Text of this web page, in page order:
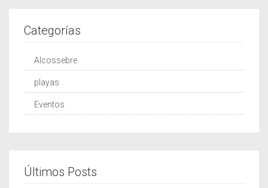
Categorías
Alcossebre
playas
Eventos
Últimos Posts